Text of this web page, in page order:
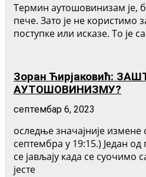
Термин аутошовинизам је,
пече. Зато је не користимо
поступке или исказе. То је
Зоран Ћирјаковић:
АУТОШОВИНИЗМУ?
септембар 6, 2023
оследње значајније измене
септембра у 19:15.) Један
се јављају када се
јесте